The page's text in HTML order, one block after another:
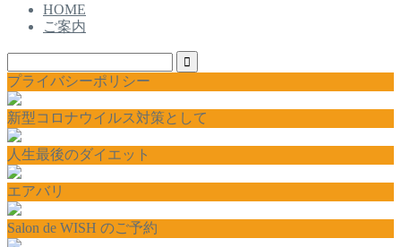
HOME
ご案内
プライバシーポリシー
新型コロナウイルス対策として
人生最後のダイエット
エアバリ
Salon de WISH のご予約